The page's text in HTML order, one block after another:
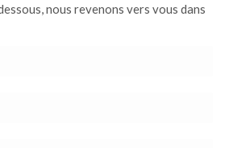
nous revenons vers vous dans